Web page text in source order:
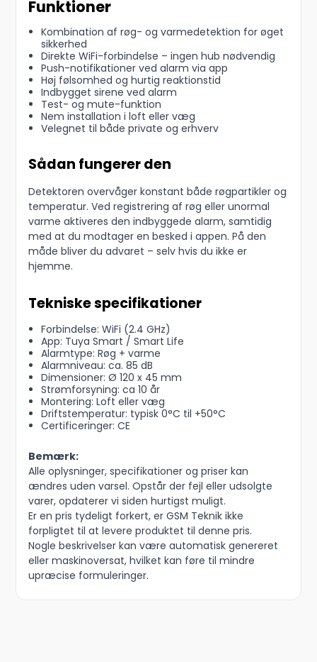
Funktioner
Kombination af røg- og varmedetektion for øget
sikkerhed
Direkte WiFi-forbindelse – ingen hub nødvendig
Push-notifikationer ved alarm via app
Høj følsomhed og hurtig reaktionstid
Indbygget sirene ved alarm
Test- og mute-funktion
Nem installation i loft eller væg
Velegnet til både private og erhverv
Sådan fungerer den
Detektoren overvåger konstant både røgpartikler og
temperatur. Ved registrering af røg eller unormal
varme aktiveres den indbyggede alarm, samtidig
med at du modtager en besked i appen. På den
måde bliver du advaret – selv hvis du ikke er
hjemme.
Tekniske specifikationer
Forbindelse: WiFi (2.4 GHz)
App: Tuya Smart / Smart Life
Alarmtype: Røg + varme
Alarmniveau: ca. 85 dB
Dimensioner: Ø 120 x 45 mm
Strømforsyning: ca 10 år
Montering: Loft eller væg
Driftstemperatur: typisk 0°C til +50°C
Certificeringer: CE
Bemærk:
Alle oplysninger, specifikationer og priser kan
ændres uden varsel. Opstår der fejl eller udsolgte
varer, opdaterer vi siden hurtigst muligt.
Er en pris tydeligt forkert, er GSM Teknik ikke
forpligtet til at levere produktet til denne pris.
Nogle beskrivelser kan være automatisk genereret
eller maskinoversat, hvilket kan føre til mindre
upræcise formuleringer.